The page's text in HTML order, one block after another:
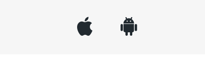
appleinc android